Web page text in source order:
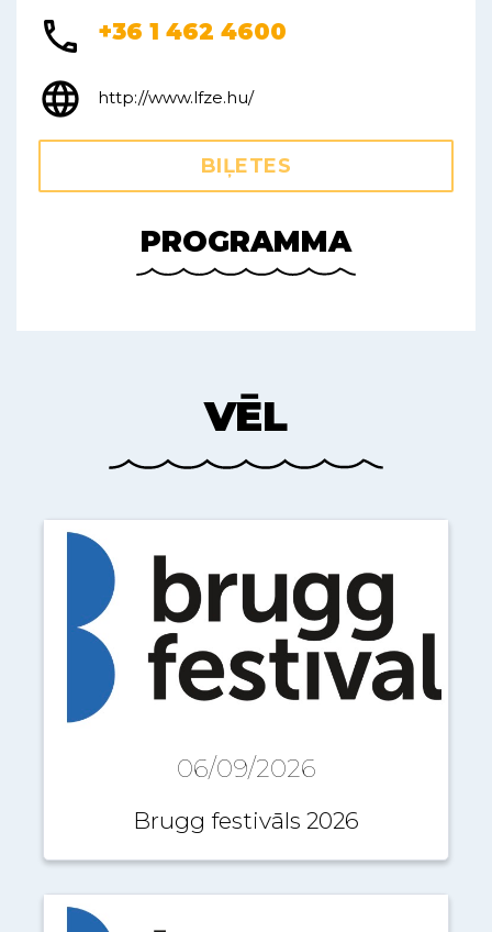
phone +36 1 462 4600
language http://www.lfze.hu/
BIĻETES
PROGRAMMA
VĒL
06/09/2026
Brugg festivāls 2026